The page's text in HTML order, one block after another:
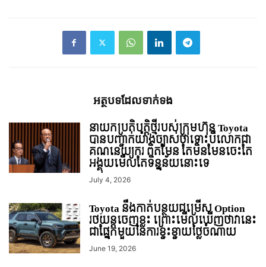
អត្ថបទ​ដែល​ទាក់ទង
នាយកប្រតិបត្តិថ្មីរបស់ក្រុមហ៊ុន Toyota
បានបញ្ជាក់យ៉ាងច្បាស់ថាទោះបីលោកជា
គណនេយ្យករ ពិតមែន តែមិនមែនចេះតែ
អង្គុយមើលតែទិន្នន័យនោះទេ
July 4, 2026
Toyota នឹងកាត់បន្ថយជម្រើស Option
រថយន្ដចេញខ្លះ ព្រោះមើលឃើញថាវានេះ
ជាផ្នែកមួយនៃការខ្ជះខ្ជាយថ្លៃចំណាយ
June 19, 2026